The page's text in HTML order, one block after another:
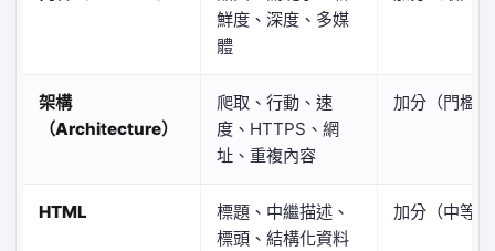
鮮度、深度、多媒
體
架構
（Architecture）
爬取、行動、速
度、HTTPS、網
址、重複內容
加分（門檻
HTML
標題、中繼描述、
標頭、結構化資料
加分（中等）